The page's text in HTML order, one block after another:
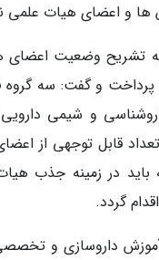
و اعضای هیات علمی
تشریح وضعیت اعضای
و گفت: سه گروه
قابل توجهی از
در زمینه جذب
گردد.
داروسازی و